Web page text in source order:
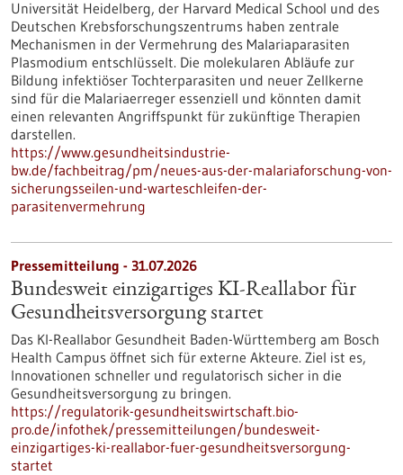
Universität Heidelberg, der Harvard Medical School und des
Deutschen Krebsforschungszentrums haben zentrale
Mechanismen in der Vermehrung des Malariaparasiten
Plasmodium entschlüsselt. Die molekularen Abläufe zur
Bildung infektiöser Tochterparasiten und neuer Zellkerne
sind für die Malariaerreger essenziell und könnten damit
einen relevanten Angriffspunkt für zukünftige Therapien
darstellen.
https://www.gesundheitsindustrie-
bw.de/fachbeitrag/pm/neues-aus-der-malariaforschung-von-
sicherungsseilen-und-warteschleifen-der-
parasitenvermehrung
Pressemitteilung - 31.07.2026
Bundesweit einzigartiges KI-Reallabor für
Gesundheits­versorgung startet
Das KI-Reallabor Gesundheit Baden-Württemberg am Bosch
Health Campus öffnet sich für externe Akteure. Ziel ist es,
Innovationen schneller und regulatorisch sicher in die
Gesundheitsversorgung zu bringen.
https://regulatorik-gesundheitswirtschaft.bio-
pro.de/infothek/pressemitteilungen/bundesweit-
einzigartiges-ki-reallabor-fuer-gesundheitsversorgung-
startet